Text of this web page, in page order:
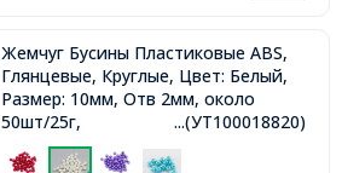
Жемчуг Бусины Пластиковые ABS,
Глянцевые, Круглые, Цвет: Белый,
Размер: 10мм, Отв 2мм, около
50шт/25г,
...(УТ100018820)